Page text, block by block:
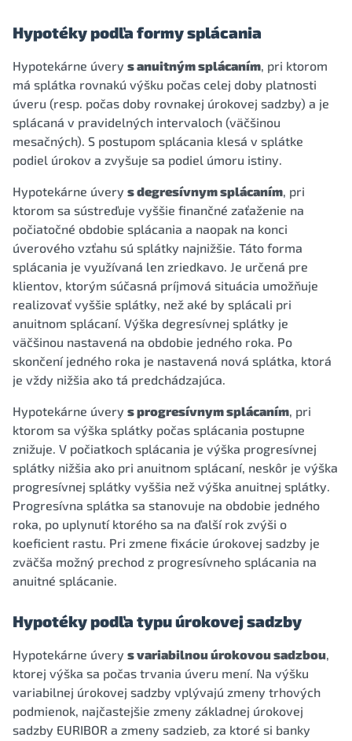
Hypotéky podľa formy splácania
Hypotekárne úvery s anuitným splácaním, pri ktorom
má splátka rovnakú výšku počas celej doby platnosti
úveru (resp. počas doby rovnakej úrokovej sadzby) a je
splácaná v pravidelných intervaloch (väčšinou
mesačných). S postupom splácania klesá v splátke
podiel úrokov a zvyšuje sa podiel úmoru istiny.
Hypotekárne úvery s degresívnym splácaním, pri
ktorom sa sústreďuje vyššie finančné zaťaženie na
počiatočné obdobie splácania a naopak na konci
úverového vzťahu sú splátky najnižšie. Táto forma
splácania je využívaná len zriedkavo. Je určená pre
klientov, ktorým súčasná príjmová situácia umožňuje
realizovať vyššie splátky, než aké by splácali pri
anuitnom splácaní. Výška degresívnej splátky je
väčšinou nastavená na obdobie jedného roka. Po
skončení jedného roka je nastavená nová splátka, ktorá
je vždy nižšia ako tá predchádzajúca.
Hypotekárne úvery s progresívnym splácaním, pri
ktorom sa výška splátky počas splácania postupne
znižuje. V počiatkoch splácania je výška progresívnej
splátky nižšia ako pri anuitnom splácaní, neskôr je výška
progresívnej splátky vyššia než výška anuitnej splátky.
Progresívna splátka sa stanovuje na obdobie jedného
roka, po uplynutí ktorého sa na ďalší rok zvýši o
koeficient rastu. Pri zmene fixácie úrokovej sadzby je
zväčša možný prechod z progresívneho splácania na
anuitné splácanie.
Hypotéky podľa typu úrokovej sadzby
Hypotekárne úvery s variabilnou úrokovou sadzbou,
ktorej výška sa počas trvania úveru mení. Na výšku
variabilnej úrokovej sadzby vplývajú zmeny trhových
podmienok, najčastejšie zmeny základnej úrokovej
sadzby EURIBOR a zmeny sadzieb, za ktoré si banky